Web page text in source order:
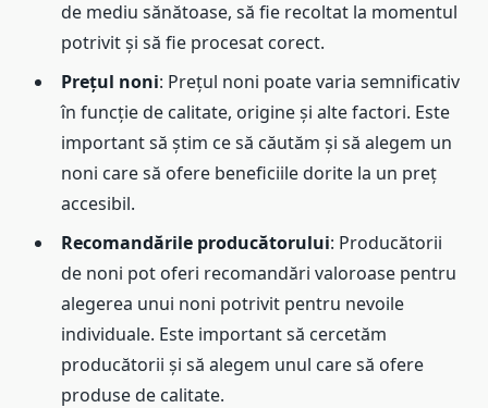
de mediu sănătoase, să fie recoltat la momentul
potrivit și să fie procesat corect.
Prețul noni: Prețul noni poate varia semnificativ
în funcție de calitate, origine și alte factori. Este
important să știm ce să căutăm și să alegem un
noni care să ofere beneficiile dorite la un preț
accesibil.
Recomandările producătorului: Producătorii
de noni pot oferi recomandări valoroase pentru
alegerea unui noni potrivit pentru nevoile
individuale. Este important să cercetăm
producătorii și să alegem unul care să ofere
produse de calitate.